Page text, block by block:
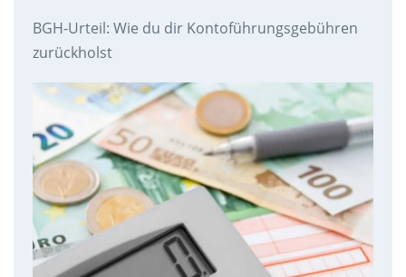
BGH-Urteil: Wie du dir Kontoführungsgebühren
zurückholst